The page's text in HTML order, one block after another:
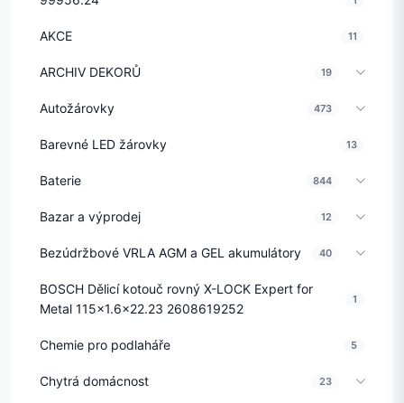
AKCE 11
ARCHIV DEKORŮ 19
Autožárovky 473
Barevné LED žárovky 13
Baterie 844
Bazar a výprodej 12
Bezúdržbové VRLA AGM a GEL akumulátory 40
BOSCH Dělicí kotouč rovný X-LOCK Expert for
Metal 115x1.6x22.23 2608619252
1
Chemie pro podlaháře 5
Chytrá domácnost 23